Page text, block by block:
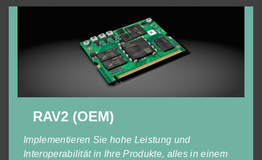
RAV2 (OEM)
Implementieren Sie hohe Leistung und
Interoperabilität in Ihre Produkte, alles in einem